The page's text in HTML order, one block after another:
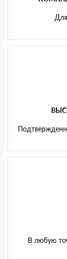
В любую